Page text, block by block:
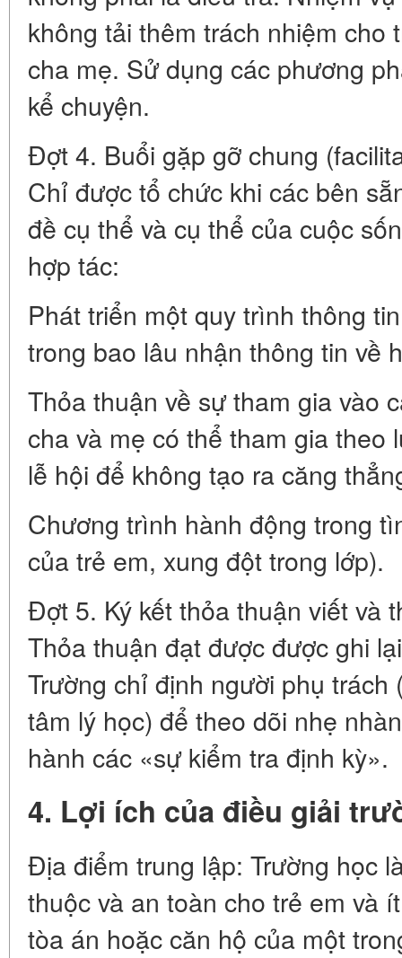
không tải thêm trách nhiệm cho
cha mẹ. Sử dụng các phương
kể chuyện.
Đợt 4. Buổi gặp gỡ chung
Chỉ được tổ chức khi các bên
đề cụ thể và cụ thể của cuộc
hợp tác:
Phát triển một quy trình thông
trong bao lâu nhận thông tin về
Thỏa thuận về sự tham gia vào
cha và mẹ có thể tham gia theo
lễ hội để không tạo ra căng
Chương trình hành động trong
của trẻ em, xung đột trong lớp).
Đợt 5. Ký kết thỏa thuận viết và
Thỏa thuận đạt được được ghi
Trường chỉ định người phụ
tâm lý học) để theo dõi nhẹ
hành các «sự kiểm tra định kỳ».
4. Lợi ích của điều giải
Địa điểm trung lập: Trường học
thuộc và an toàn cho trẻ em và
tòa án hoặc căn hộ của một